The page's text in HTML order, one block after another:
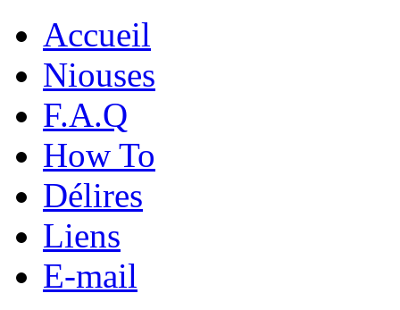
Accueil
Niouses
F.A.Q
How To
Délires
Liens
E-mail